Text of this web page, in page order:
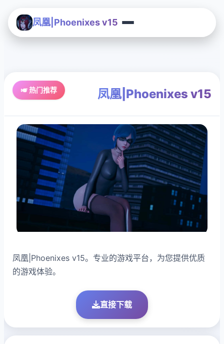
凤凰|Phoenixes v15
🎺 热门推荐 凤凰|Phoenixes v15
凤凰|Phoenixes v15。专业的游戏平台，为您提供优质
的游戏体验。
直接下载